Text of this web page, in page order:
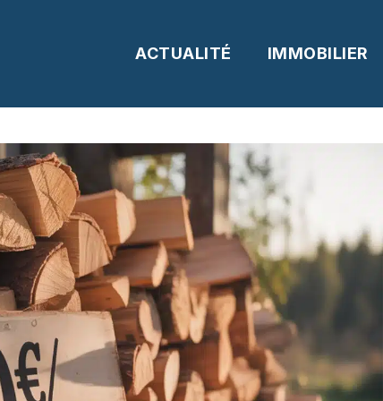
ACTUALITÉ IMMOBILIER